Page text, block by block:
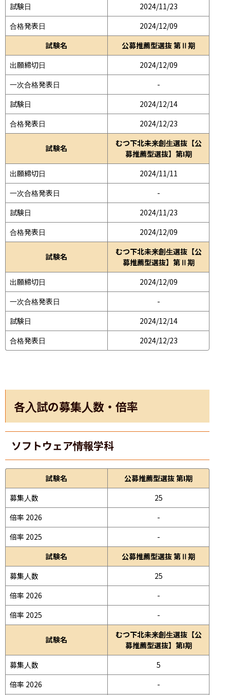
試験日
2024/11/23
合格発表日
2024/12/09
試験名
公募推薦型選抜 第Ⅱ期
出願締切日
2024/12/09
一次合格発表日
-
試験日
2024/12/14
合格発表日
2024/12/23
試験名
むつ下北未来創生選抜【公
募推薦型選抜】第I期
出願締切日
2024/11/11
一次合格発表日
-
試験日
2024/11/23
合格発表日
2024/12/09
試験名
むつ下北未来創生選抜【公
募推薦型選抜】第Ⅱ期
出願締切日
2024/12/09
一次合格発表日
-
試験日
2024/12/14
合格発表日
2024/12/23
各入試の募集人数・倍率
ソフトウェア情報学科
試験名
公募推薦型選抜 第I期
募集人数
25
倍率 2026
-
倍率 2025
-
試験名
公募推薦型選抜 第Ⅱ期
募集人数
25
倍率 2026
-
倍率 2025
-
試験名
むつ下北未来創生選抜【公
募推薦型選抜】第I期
募集人数
5
倍率 2026
-